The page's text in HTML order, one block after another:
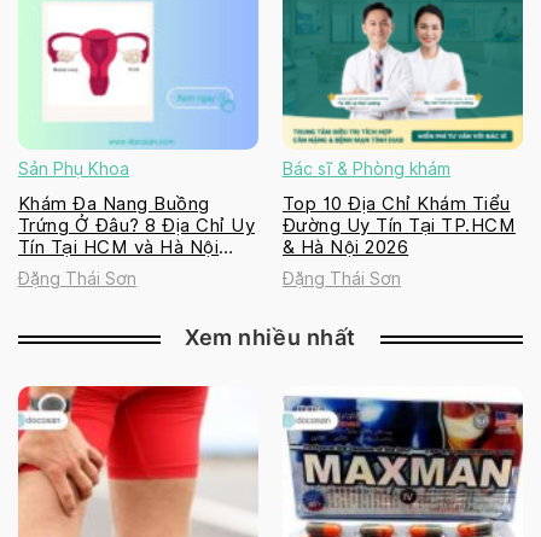
Sản Phụ Khoa
Khám Đa Nang Buồng
Trứng Ở Đâu? 8 Địa Chỉ Uy
Tín Tại HCM và Hà Nội
2026
Đặng Thái Sơn
Bác sĩ & Phòng khám
Top 10 Địa Chỉ Khám Tiểu
Đường Uy Tín Tại TP.HCM
& Hà Nội 2026
Đặng Thái Sơn
Xem nhiều nhất